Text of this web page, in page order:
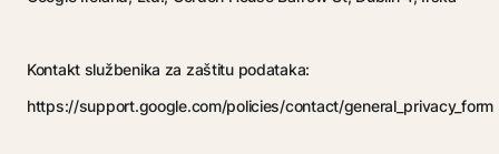
Kontakt službenika za zaštitu podataka:
https://support.google.com/policies/contact/general_privacy_form